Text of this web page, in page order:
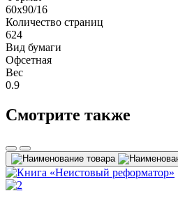
60x90/16
Количество страниц
624
Вид бумаги
Офсетная
Вес
0.9
Смотрите также